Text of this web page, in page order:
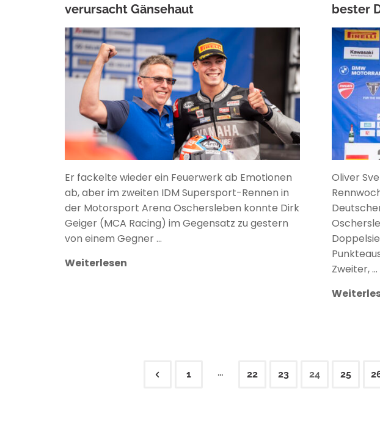
verursacht Gänsehaut
ANKE WIECZOREK
Er fackelte wieder ein Feuerwerk ab Emotionen
ab, aber im zweiten IDM Supersport-Rennen in
der Motorsport Arena Oschersleben konnte Dirk
Geiger (MCA Racing) im Gegensatz zu gestern
von einem Gegner …
Weiterlesen
bester
ROWENA HINZMANN
Oliver
Zweiter, …
1 … 22 23 24 25